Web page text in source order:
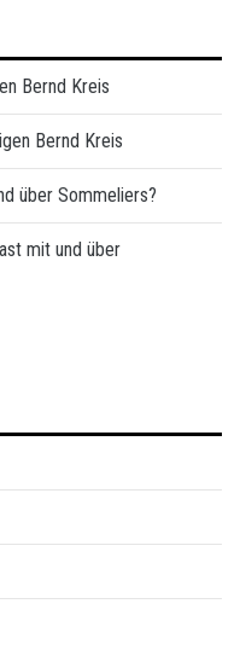
Bernd Kreis
Bernd Kreis
über Sommeliers?
mit und über